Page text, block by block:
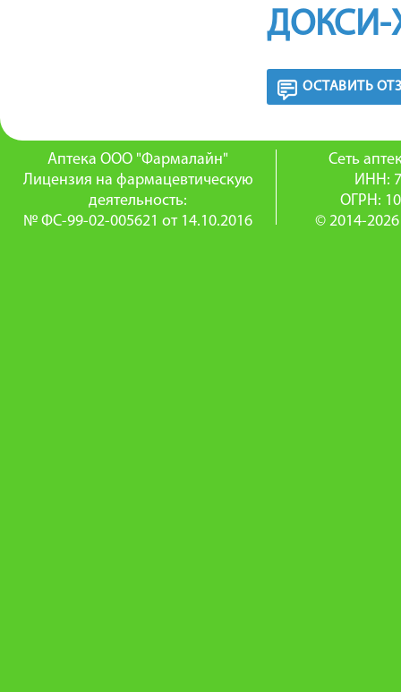
ДОКСИ-
ОСТАВИТЬ
Аптека ООО "Фармалайн"
Лицензия на фармацевтическую
деятельность:
№ ФС-99-02-005621 от 14.10.2016
Сеть
ИНН:
ОГРН:
© 2014-